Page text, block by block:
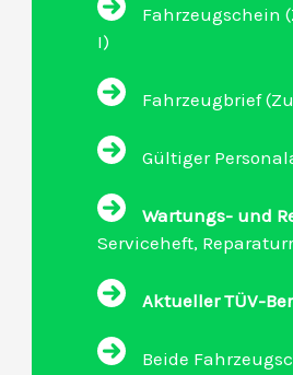
Fahrzeugschein
I)
Fahrzeugbrief
Gültiger
Wartungs- und
Serviceheft,
Aktueller TÜV-
Beide